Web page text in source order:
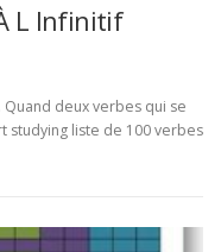
L Infinitif
deux verbes qui se
studying liste de 100 verbes